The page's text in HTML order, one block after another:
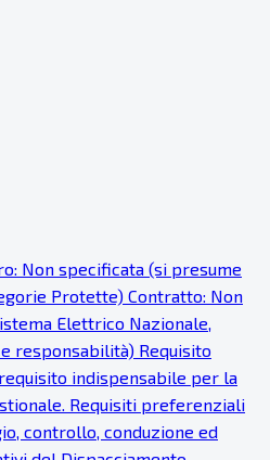
Non specificata (si presume
Protette) Contratto: Non
Elettrico Nazionale,
responsabilità) Requisito
indispensabile per la
Requisiti preferenziali
controllo, conduzione ed